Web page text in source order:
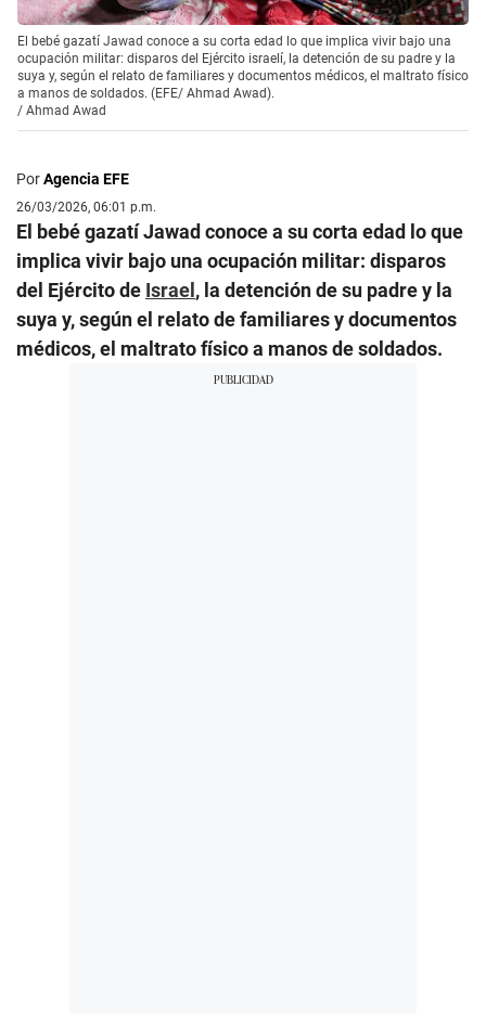
El bebé gazatí Jawad conoce a su corta edad lo que implica vivir bajo una
ocupación militar: disparos del Ejército israelí, la detención de su padre y la
suya y, según el relato de familiares y documentos médicos, el maltrato físico
a manos de soldados. (EFE/ Ahmad Awad).
/ Ahmad Awad
PorAgencia EFE
26/03/2026, 06:01 p.m.
El bebé gazatí Jawad conoce a su corta edad lo que
implica vivir bajo una ocupación militar: disparos
del Ejército de Israel, la detención de su padre y la
suya y, según el relato de familiares y documentos
médicos, el maltrato físico a manos de soldados.